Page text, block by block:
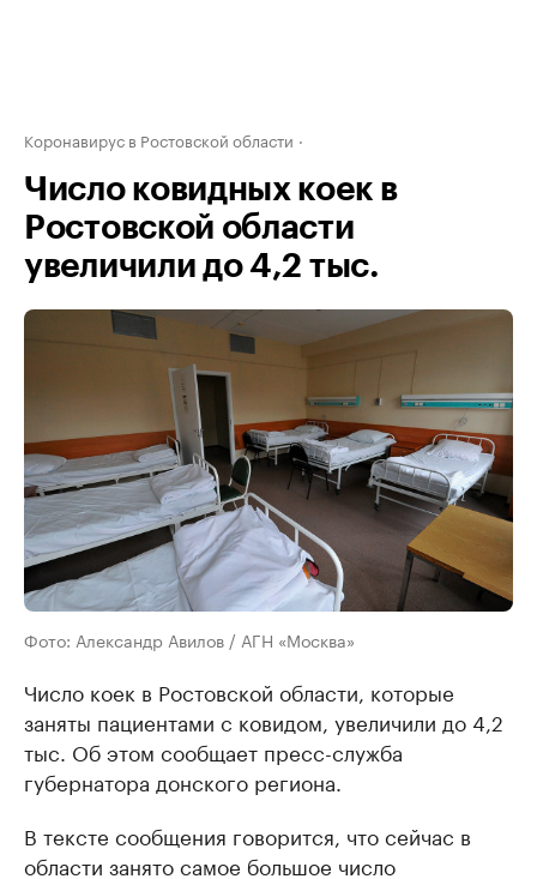
Коронавирус в Ростовской области
Число ковидных коек в
Ростовской области
увеличили до 4,2 тыс.
Фото: Александр Авилов / АГН «Москва»
Число коек в Ростовской области, которые
заняты пациентами с ковидом, увеличили до 4,2
тыс. Об этом сообщает пресс-служба
губернатора донского региона.
В тексте сообщения говорится, что сейчас в
области занято самое большое число